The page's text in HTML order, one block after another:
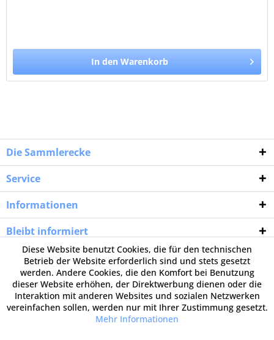
In den Warenkorb
Die Sammlerecke
Service
Informationen
Bleibt informiert
Diese Website benutzt Cookies, die für den technischen
Betrieb der Website erforderlich sind und stets gesetzt
werden. Andere Cookies, die den Komfort bei Benutzung
dieser Website erhöhen, der Direktwerbung dienen oder die
Interaktion mit anderen Websites und sozialen Netzwerken
vereinfachen sollen, werden nur mit Ihrer Zustimmung gesetzt.
Mehr Informationen